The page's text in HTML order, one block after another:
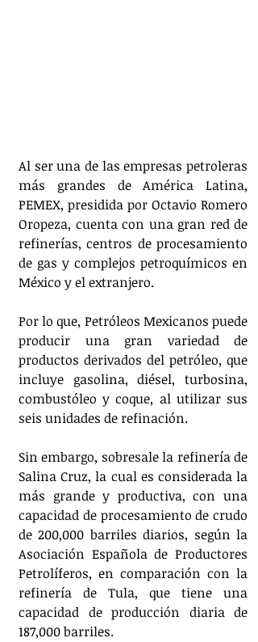
Al ser una de las empresas petroleras
más grandes de América Latina,
PEMEX, presidida por Octavio Romero
Oropeza, cuenta con una gran red de
refinerías, centros de procesamiento
de gas y complejos petroquímicos en
México y el extranjero.
Por lo que, Petróleos Mexicanos puede
producir una gran variedad de
productos derivados del petróleo, que
incluye gasolina, diésel, turbosina,
combustóleo y coque, al utilizar sus
seis unidades de refinación.
Sin embargo, sobresale la refinería de
Salina Cruz, la cual es considerada la
más grande y productiva, con una
capacidad de procesamiento de crudo
de 200,000 barriles diarios, según la
Asociación Española de Productores
Petrolíferos, en comparación con la
refinería de Tula, que tiene una
capacidad de producción diaria de
187,000 barriles.